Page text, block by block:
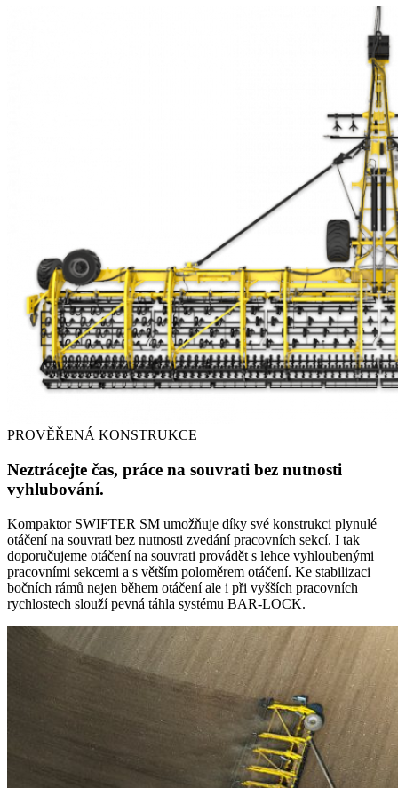
PROVĚŘENÁ KONSTRUKCE
Neztrácejte čas, práce na souvrati bez nutnosti
vyhlubování.
Kompaktor SWIFTER SM umožňuje díky své konstrukci plynulé
otáčení na souvrati bez nutnosti zvedání pracovních sekcí. I tak
doporučujeme otáčení na souvrati provádět s lehce vyhloubenými
pracovními sekcemi a s větším poloměrem otáčení. Ke stabilizaci
bočních rámů nejen během otáčení ale i při vyšších pracovních
rychlostech slouží pevná táhla systému BAR-LOCK.